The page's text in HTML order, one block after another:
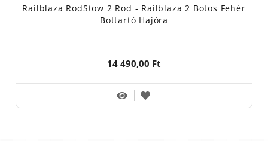
Railblaza RodStow 2 Rod - Railblaza 2 Botos Fehér
Bottartó Hajóra
14 490,00 Ft